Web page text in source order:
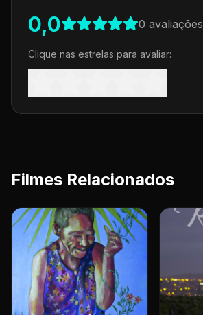
0,0 0 avaliações
Clique nas estrelas para avaliar:
Filmes Relacionados